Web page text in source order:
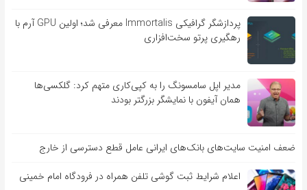
پردازشگر گرافیکی Immortalis معرفی شد؛ اولین GPU آرم با
رهگیری پرتو سخت‌افزاری
مدیر اپل سامسونگ را به کپی‌کاری متهم کرد: گلکسی‌ها
همان آیفون با نمایشگر بزرگتر بودند
ضعف امنیت سایت‌های بانک‌های ایرانی عامل قطع دسترسی از خارج
اعلام شرایط ثبت گوشی تلفن همراه در فرودگاه امام خمینی